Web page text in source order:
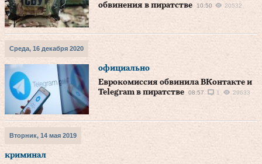
обвинения в пиратстве
10:50 20532
Среда, 16 декабря 2020
официально
Еврокомиссия обвинила ВКонтакте и
Telegram в пиратстве
08:57 1 29633
Вторник, 14 мая 2019
криминал